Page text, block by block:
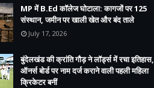
MP में B.Ed कॉलेज घोटाला: कागजों पर 125
संस्थान, जमीन पर खाली खेत और बंद ताले
July 17, 2026
बुंदेलखंड की क्रांति गौड़ ने लॉर्ड्स में रचा इतिहास,
ऑनर्स बोर्ड पर नाम दर्ज कराने वाली पहली महिला
क्रिकेटर बनीं